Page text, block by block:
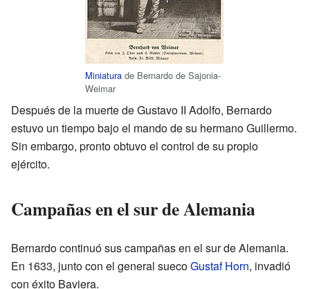
Miniatura de Bernardo de Sajonia-
Weimar
Después de la muerte de Gustavo II Adolfo, Bernardo
estuvo un tiempo bajo el mando de su hermano Guillermo.
Sin embargo, pronto obtuvo el control de su propio
ejército.
Campañas en el sur de Alemania
Bernardo continuó sus campañas en el sur de Alemania.
En 1633, junto con el general suecoGustaf Horn, invadió
con éxito Baviera.